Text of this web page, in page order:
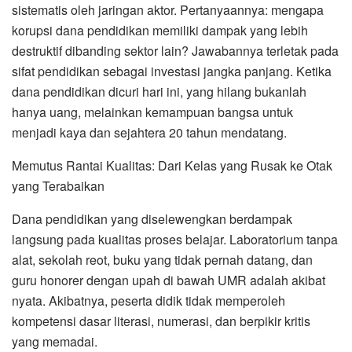
sistematis oleh jaringan aktor. Pertanyaannya: mengapa
korupsi dana pendidikan memiliki dampak yang lebih
destruktif dibanding sektor lain? Jawabannya terletak pada
sifat pendidikan sebagai investasi jangka panjang. Ketika
dana pendidikan dicuri hari ini, yang hilang bukanlah
hanya uang, melainkan kemampuan bangsa untuk
menjadi kaya dan sejahtera 20 tahun mendatang.
Memutus Rantai Kualitas: Dari Kelas yang Rusak ke Otak
yang Terabaikan
Dana pendidikan yang diselewengkan berdampak
langsung pada kualitas proses belajar. Laboratorium tanpa
alat, sekolah reot, buku yang tidak pernah datang, dan
guru honorer dengan upah di bawah UMR adalah akibat
nyata. Akibatnya, peserta didik tidak memperoleh
kompetensi dasar literasi, numerasi, dan berpikir kritis
yang memadai.